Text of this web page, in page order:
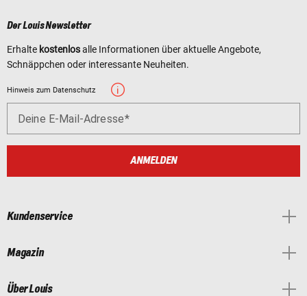
Der Louis Newsletter
Erhalte kostenlosalle Informationen über aktuelle Angebote,
Schnäppchen oder interessante Neuheiten.
Hinweis zum Datenschutz
Deine E-Mail-Adresse
ANMELDEN
Kundenservice
Magazin
Über Louis